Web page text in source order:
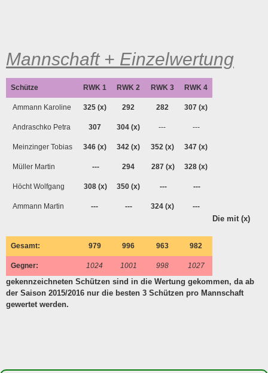
Mannschaft + Einzelwertung
Schütze RWK 1 RWK 2 RWK 3 RWK 4
Ammann Karoline 325 (x) 292 282 307 (x)
Andraschko Petra 307 304 (x) --- ---
Meinzinger Tobias 346 (x) 342 (x) 352 (x) 347 (x)
Müller Martin --- 294 287 (x) 328 (x)
Höcht Wolfgang 308 (x) 350 (x) --- ---
Ammann Martin --- --- 324(x) ---
Gesamt: 979 996 963 982
Gegner: 1024 1001 998 1027
Die mit (x)
gekennzeichneten Schützen sind in die Wertung gekommen, da ab
der Saison 2015/2016 nur die besten 3 Schützen pro Mannschaft
gewertet werden.